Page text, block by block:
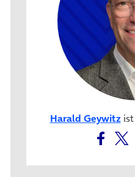
Harald Geywitzist